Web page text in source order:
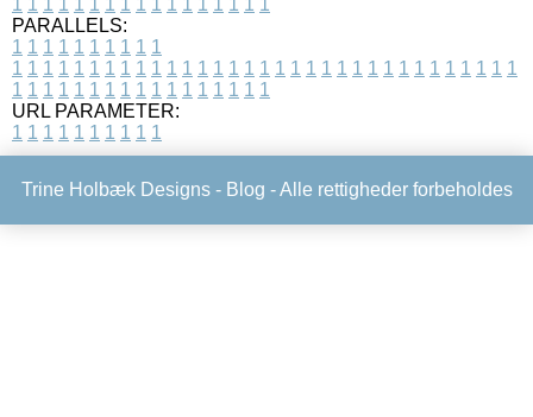
1 1 1 1 1 1 1 1 1 1 1 1 1 1 1 1 1
PARALLELS:
1 1 1 1 1 1 1 1 1 1
1 1 1 1 1 1 1 1 1 1 1 1 1 1 1 1 1 1 1 1 1 1 1 1 1 1 1 1 1 1 1 1 1
1 1 1 1 1 1 1 1 1 1 1 1 1 1 1 1 1
URL PARAMETER:
1 1 1 1 1 1 1 1 1 1
Trine Holbæk Designs - Blog - Alle rettigheder forbeholdes